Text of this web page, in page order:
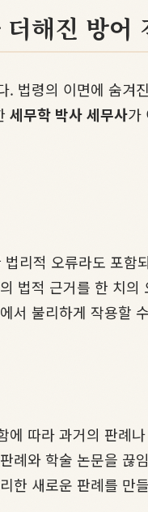
해진 방어
법령의 이면에 숨
세무학 박사 세무사가
리적 오류라도 포
법적 근거를 한 치
서 불리하게 작용할
따라 과거의 판례
례와 학술 논문을
한 새로운 판례를